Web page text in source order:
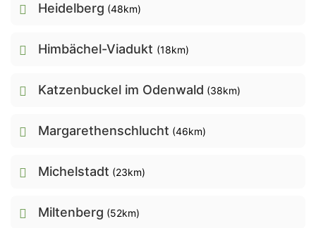
Heidelberg (48km)
Himbächel-Viadukt (18km)
Katzenbuckel im Odenwald (38km)
Margarethenschlucht (46km)
Michelstadt (23km)
Miltenberg (52km)